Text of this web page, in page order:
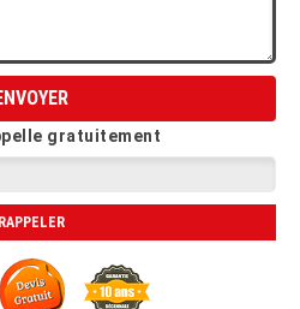
gratuitement